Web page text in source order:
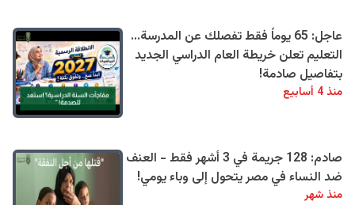
عاجل: 65 يوماً فقط تفصلك عن المدرسة...
التعليم تعلن خريطة العام الدراسي الجديد
بتفاصيل صادمة!
منذ 4 أسابيع
صادم: 128 جريمة في 3 أشهر فقط - العنف
ضد النساء في مصر يتحول إلى وباء يومي!
منذ شهر